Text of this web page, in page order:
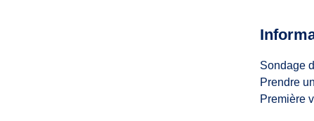
Sondage
Prendre
Première